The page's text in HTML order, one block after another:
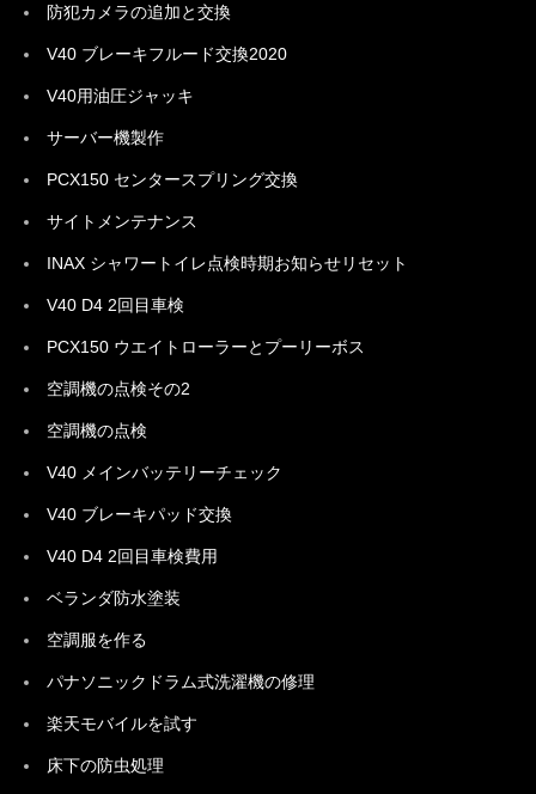
防犯カメラの追加と交換
V40 ブレーキフルード交換2020
V40用油圧ジャッキ
サーバー機製作
PCX150 センタースプリング交換
サイトメンテナンス
INAX シャワートイレ点検時期お知らせリセット
V40 D4 2回目車検
PCX150 ウエイトローラーとプーリーボス
空調機の点検その2
空調機の点検
V40 メインバッテリーチェック
V40 ブレーキパッド交換
V40 D4 2回目車検費用
ベランダ防水塗装
空調服を作る
パナソニックドラム式洗濯機の修理
楽天モバイルを試す
床下の防虫処理